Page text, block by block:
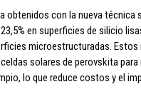
obtenidos con la nueva técnica
en superficies de silicio
microestructuradas.
solares de perovskita
lo que reduce costos y el